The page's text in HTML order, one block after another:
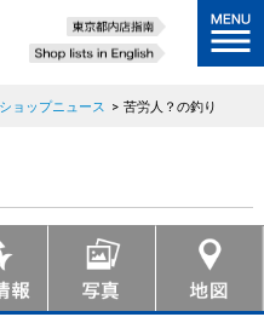
ョップニュース > 苦労人？の釣り